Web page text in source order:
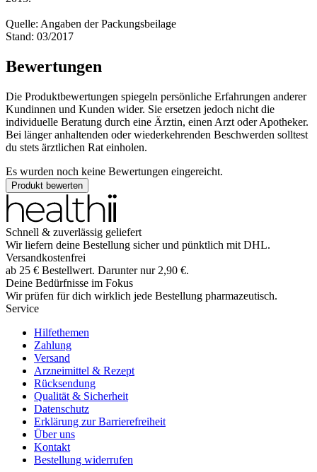
Quelle: Angaben der Packungsbeilage
Stand: 03/2017
Bewertungen
Die Produktbewertungen spiegeln persönliche Erfahrungen anderer
Kundinnen und Kunden wider. Sie ersetzen jedoch nicht die
individuelle Beratung durch eine Ärztin, einen Arzt oder Apotheker.
Bei länger anhaltenden oder wiederkehrenden Beschwerden solltest
du stets ärztlichen Rat einholen.
Es wurden noch keine Bewertungen eingereicht.
Produkt bewerten
Schnell & zuverlässig geliefert
Wir liefern deine Bestellung sicher und pünktlich mit DHL.
Versandkostenfrei
ab 25 € Bestellwert. Darunter nur 2,90 €.
Deine Bedürfnisse im Fokus
Wir prüfen für dich wirklich jede Bestellung pharmazeutisch.
Service
Hilfethemen
Zahlung
Versand
Arzneimittel & Rezept
Rücksendung
Qualität & Sicherheit
Datenschutz
Erklärung zur Barrierefreiheit
Über uns
Kontakt
Bestellung widerrufen